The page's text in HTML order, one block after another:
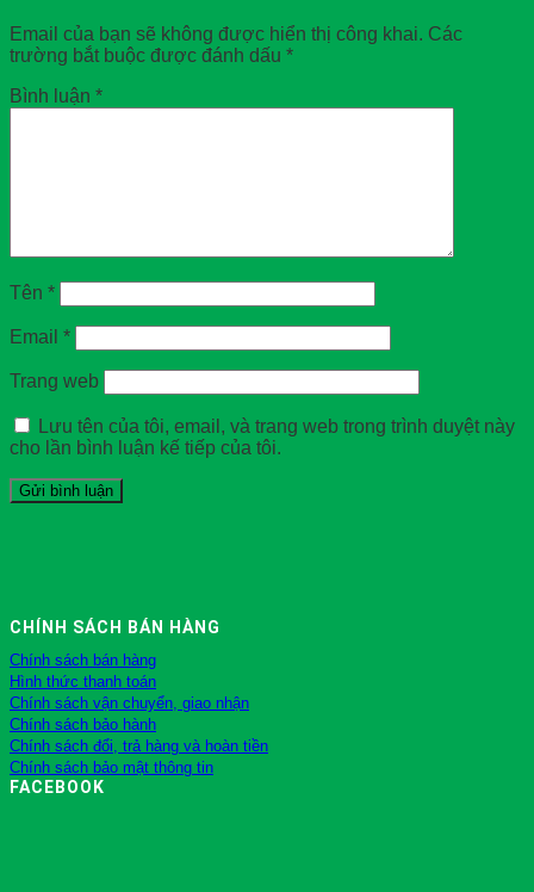
Email của bạn sẽ không được hiển thị công khai. Các
trường bắt buộc được đánh dấu *
Bình luận *
Tên *
Email *
Trang web
Lưu tên của tôi, email, và trang web trong trình duyệt này
cho lần bình luận kế tiếp của tôi.
CHÍNH SÁCH BÁN HÀNG
Chính sách bán hàng
Hình thức thanh toán
Chính sách vận chuyển, giao nhận
Chính sách bảo hành
Chính sách đổi, trả hàng và hoàn tiền
Chính sách bảo mật thông tin
FACEBOOK